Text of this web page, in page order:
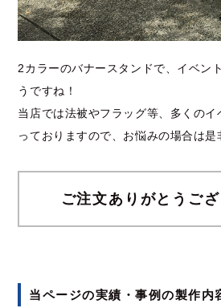
2カラーのバナースタンドで、イベン
うですね！
当店では法被やフラッグ等、多くの
っておりますので、お悩みの場合は是
ご注文ありがとうござ
当ページの実績・事例の製作内